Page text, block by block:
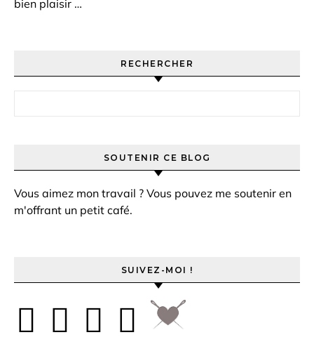
bien plaisir …
RECHERCHER
SOUTENIR CE BLOG
Vous aimez mon travail ? Vous pouvez me soutenir en
m'offrant un petit café.
SUIVEZ-MOI !